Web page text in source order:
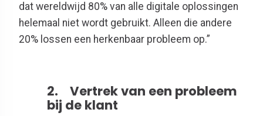
dat wereldwijd 80% van alle digitale oplossingen
helemaal niet wordt gebruikt. Alleen die andere
20% lossen een herkenbaar probleem op.”
2. Vertrek van een probleem
bij de klant